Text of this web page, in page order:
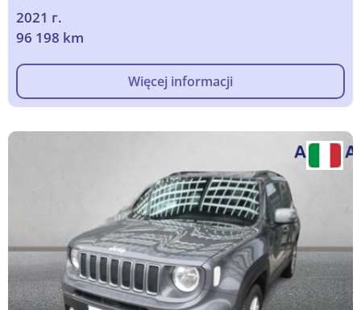
2021 г.
96 198 km
Więcej informacji